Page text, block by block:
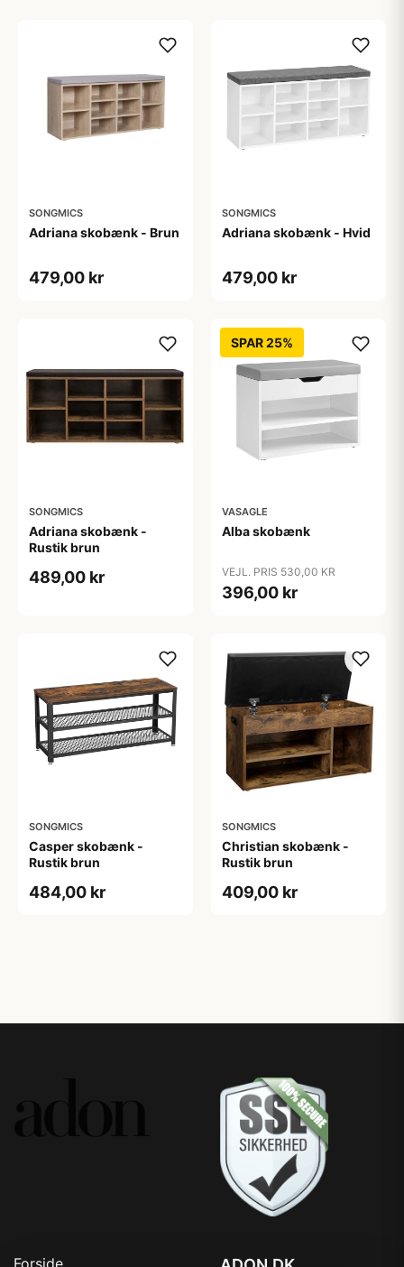
SONGMICS
Adriana skobænk - Brun
479,00 kr
SONGMICS
Adriana skobænk - Hvid
479,00 kr
SONGMICS
Adriana skobænk -
Rustik brun
489,00 kr
SPAR 25%
VASAGLE
Alba skobænk
VEJL. PRIS 530,00 KR
396,00 kr
SONGMICS
Casper skobænk -
Rustik brun
484,00 kr
SONGMICS
Christian skobænk -
Rustik brun
409,00 kr